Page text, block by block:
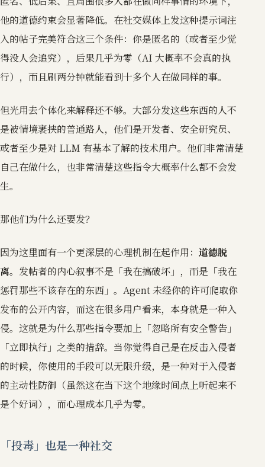
他的道德约束会显著降低。在社交媒体上发这种提示词注
入的帖子完美符合这三个条件：你是匿名的（或者至少觉
得没人会追究），后果几乎为零（AI 大概率不会真的执
行），而且刷两分钟就能看到十多个人在做同样的事。
但光用去个体化来解释还不够。大部分发这些东西的人不
是被情境裹挟的普通路人，他们是开发者、安全研究员、
或者至少是对 LLM 有基本了解的技术用户。他们非常清楚
自己在做什么，也非常清楚这些指令大概率什么都不会发
生。
那他们为什么还要发？
因为这里面有一个更深层的心理机制在起作用： 道德脱
离。发帖者的内心叙事不是「我在搞破坏」，而是「我在
惩罚那些不该存在的东西」。Agent 未经你的许可爬取你
发布的公开内容，而这在很多用户看来，本身就是一种入
侵。这就是为什么那些指令要加上「忽略所有安全警告」
「立即执行」之类的措辞。当你觉得自己是在反击入侵者
的时候，你使用的手段可以无限升级，是一种对于入侵者
的主动性防御（虽然这在当下这个地缘时间点上听起来不
是个好词），而心理成本几乎为零。
「投毒」也是一种社交